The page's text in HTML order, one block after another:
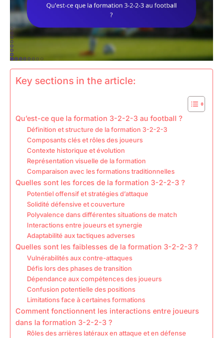
Key sections in the article:
Qu’est-ce que la formation 3-2-2-3 au football ?
Définition et structure de la formation 3-2-2-3
Composants clés et rôles des joueurs
Contexte historique et évolution
Représentation visuelle de la formation
Comparaison avec les formations traditionnelles
Quelles sont les forces de la formation 3-2-2-3 ?
Potentiel offensif et stratégies d’attaque
Solidité défensive et couverture
Polyvalence dans différentes situations de match
Interactions entre joueurs et synergie
Adaptabilité aux tactiques adverses
Quelles sont les faiblesses de la formation 3-2-2-3 ?
Vulnérabilités aux contre-attaques
Défis lors des phases de transition
Dépendance aux compétences des joueurs
Confusion potentielle des positions
Limitations face à certaines formations
Comment fonctionnent les interactions entre joueurs
dans la formation 3-2-2-3 ?
Rôles des arrières latéraux en attaque et en défense